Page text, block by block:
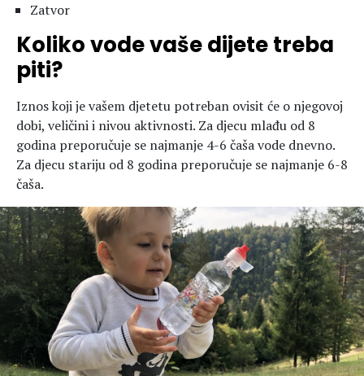
Zatvor
Koliko vode vaše dijete treba
piti?
Iznos koji je vašem djetetu potreban ovisit će o njegovoj
dobi, veličini i nivou aktivnosti. Za djecu mlađu od 8
godina preporučuje se najmanje 4-6 čaša vode dnevno.
Za djecu stariju od 8 godina preporučuje se najmanje 6-8
čaša.